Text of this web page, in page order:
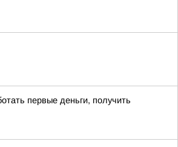
первые деньги, получить